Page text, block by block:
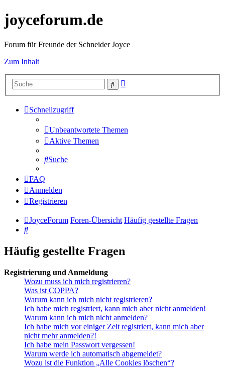
joyceforum.de
Forum für Freunde der Schneider Joyce
Zum Inhalt
Suche
Schnellzugriff
Unbeantwortete Themen
Aktive Themen
Suche
FAQ
Anmelden
Registrieren
JoyceForum Foren-Übersicht Häufig gestellte Fragen
Suche
Häufig gestellte Fragen
Registrierung und Anmeldung
Wozu muss ich mich registrieren?
Was ist COPPA?
Warum kann ich mich nicht registrieren?
Ich habe mich registriert, kann mich aber nicht anmelden!
Warum kann ich mich nicht anmelden?
Ich habe mich vor einiger Zeit registriert, kann mich aber
nicht mehr anmelden?!
Ich habe mein Passwort vergessen!
Warum werde ich automatisch abgemeldet?
Wozu ist die Funktion „Alle Cookies löschen“?